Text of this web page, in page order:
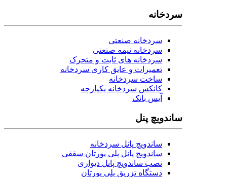
سردخانه
سردخانه صنعتی
سردخانه نیمه صنعتی
سردخانه های ثابت و متحرک
تعمیرات و عایق کاری سردخانه
ساخت سردخانه
کانکس سردخانه یکپارچه
آیس بانک
ساندویچ پنل
ساندویچ پانل سردخانه
ساندویچ پانل پلی یورتان سقفی
نصب ساندویچ پانل دیواری
دستگاه تزریق پلی یورتان